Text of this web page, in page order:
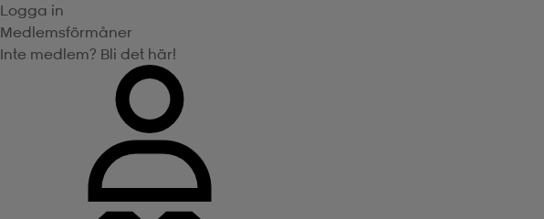
Logga in
Medlemsförmåner
Inte medlem? Bli det här!